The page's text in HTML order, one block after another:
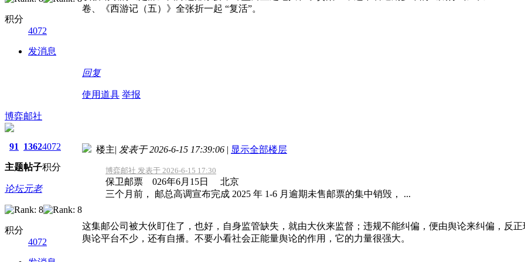
积分
4072
发消息
卷、《西游记（五）》全张折一起 “复活”。
回复
使用道具 举报
博弈邮社
91
主题
1362
帖子
4072
积分
论坛元老
积分
4072
楼主| 发表于 2026-6-15 17:39:06 | 显示全部楼层
博弈邮社 发表于 2026-6-15 17:30
保卫邮票 026年6月15日 北京
三个月前， 邮总高调宣布完成 2025 年 1-6 月逾期未售邮票的集中销毁， ...
这集邮公司被大伙盯住了，也好，自身监管缺失，就由大伙来监督；违规不能纠偏，便由舆论来纠偏，反正
舆论平台不少，还有自播。不要小看社会正能量舆论的作用，它的力量很强大。